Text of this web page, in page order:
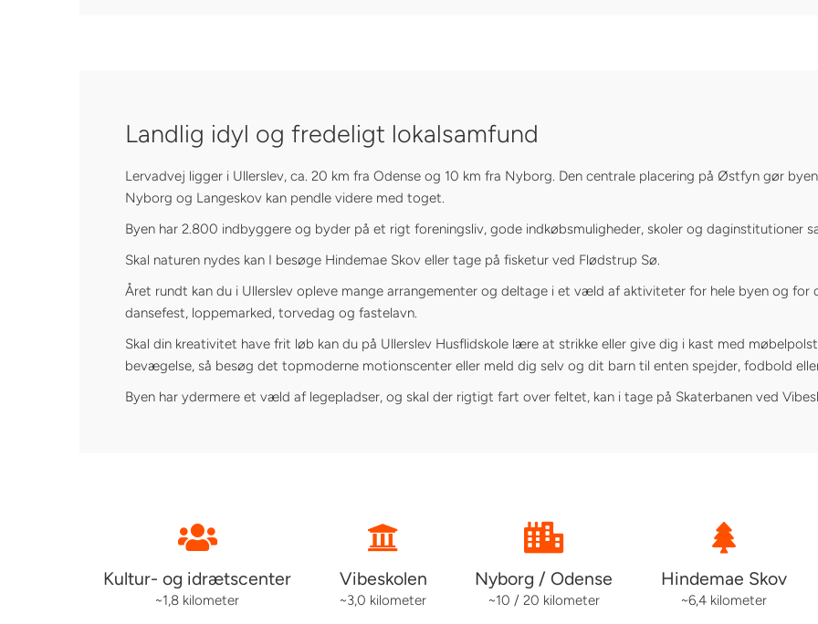
Landlig idyl og fredeligt lokalsamfund
Lervadvej ligger i Ullerslev, ca. 20 km fra Odense og 10 km fra Nyborg. Den centrale placering på Østfyn gør
Nyborg og Langeskov kan pendle videre med toget.
Byen har 2.800 indbyggere og byder på et rigt foreningsliv, gode indkøbsmuligheder, skoler og daginstitutioner
Skal naturen nydes kan I besøge Hindemae Skov eller tage på fisketur ved Flødstrup Sø.
Året rundt kan du i Ullerslev opleve mange arrangementer og deltage i et væld af aktiviteter for hele byen og for
dansefest, loppemarked, torvedag og fastelavn.
Skal din kreativitet have frit løb kan du på Ullerslev Husflidskole lære at strikke eller give dig i kast med
bevægelse, så besøg det topmoderne motionscenter eller meld dig selv og dit barn til enten spejder, fodbold
Byen har ydermere et væld af legepladser, og skal der rigtigt fart over feltet, kan i tage på Skaterbanen ved
Kultur- og idrætscenter
~1,8 kilometer
Vibeskolen
~3,0 kilometer
Nyborg / Odense
~10 / 20 kilometer
Hindemae Skov
~6,4 kilometer